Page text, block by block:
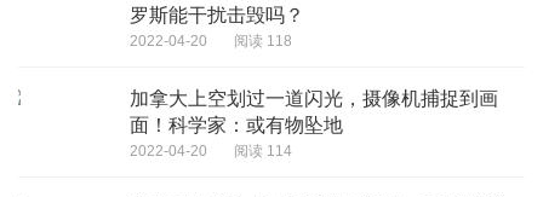
罗斯能干扰击毁吗？
2022-04-20 阅读 118
加拿大上空划过一道闪光，摄像机捕捉到画
面！科学家：或有物坠地
2022-04-20 阅读 114